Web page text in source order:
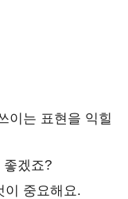
이는 표현을 익힐
겠죠?
이 중요해요.